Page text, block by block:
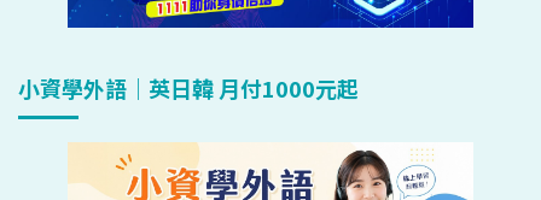
小資學外語｜英日韓 月付1000元起